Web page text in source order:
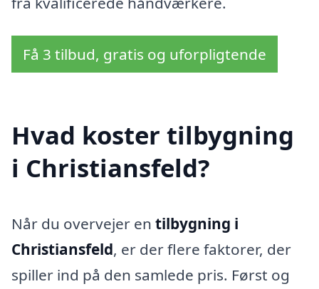
Få 3 tilbud, gratis og uforpligtende
Hvad koster tilbygning
i Christiansfeld?
Når du overvejer en tilbygning i
Christiansfeld, er der flere faktorer, der
spiller ind på den samlede pris. Først og